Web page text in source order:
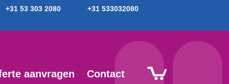
+31 53 303 2080 +31 533032080
aanvragen Contact